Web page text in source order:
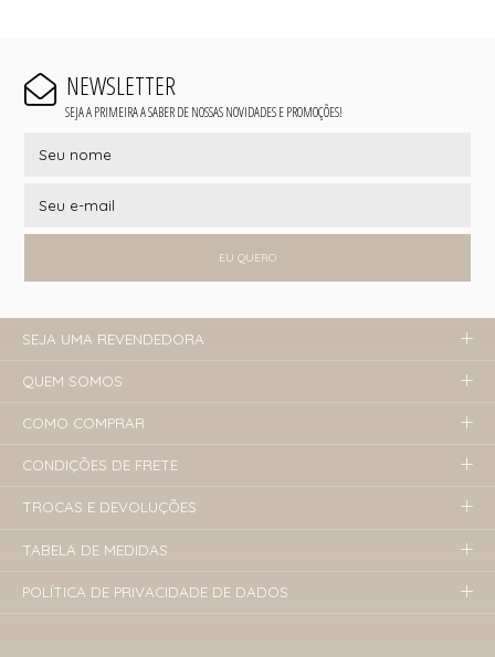
NEWSLETTER
SEJA A PRIMEIRA A SABER DE NOSSAS NOVIDADES E PROMOÇÕES!
EU QUERO
SEJA UMA REVENDEDORA
QUEM SOMOS
COMO COMPRAR
CONDIÇÕES DE FRETE
TROCAS E DEVOLUÇÕES
TABELA DE MEDIDAS
POLÍTICA DE PRIVACIDADE DE DADOS